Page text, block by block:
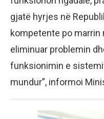
gjatë hyrjes në
kompetente po marrin
eliminuar problemin
funksionimin e
mundur”, informoi